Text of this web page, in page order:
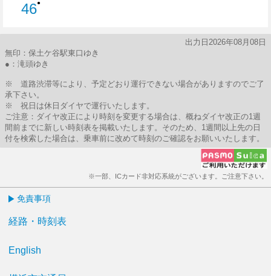
46●
出力日2026年08月08日
無印：保土ケ谷駅東口ゆき
●：滝頭ゆき
※ 道路渋滞等により、予定どおり運行できない場合がありますのでご了
承下さい。
※ 祝日は休日ダイヤで運行いたします。
ご注意：ダイヤ改正により時刻を変更する場合は、概ねダイヤ改正の1週
間前までに新しい時刻表を掲載いたします。そのため、1週間以上先の日
付を検索した場合は、乗車前に改めて時刻のご確認をお願いいたします。
※一部、ICカード非対応系統がございます。ご注意下さい。
免責事項
経路・時刻表
English